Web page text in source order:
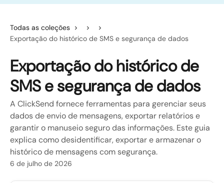
Todas as coleções
Exportação do histórico de SMS e segurança de dados
Exportação do histórico de
SMS e segurança de dados
A ClickSend fornece ferramentas para gerenciar seus
dados de envio de mensagens, exportar relatórios e
garantir o manuseio seguro das informações. Este guia
explica como desidentificar, exportar e armazenar o
histórico de mensagens com segurança.
6 de julho de 2026